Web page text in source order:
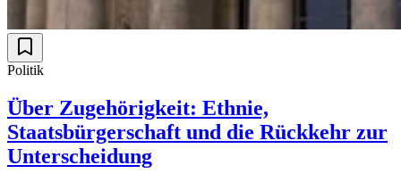
Politik
Über Zugehörigkeit: Ethnie,
Staatsbürgerschaft und die Rückkehr zur
Unterscheidung